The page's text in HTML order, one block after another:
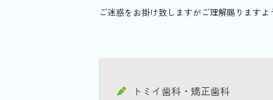
ご迷惑をお掛け致しますがご理解賜ります
トミイ歯科・矯正歯科